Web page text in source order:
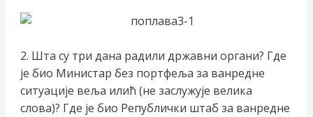
2. Шта су три дана радили државни органи? Где
је био Министар без портфеља за ванредне
ситуације веља илић (не заслужује велика
слова)? Где је био Републички штаб за ванредне